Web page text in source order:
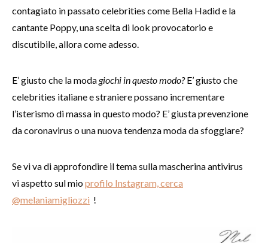
contagiato in passato celebrities come Bella Hadid e la
cantante Poppy, una scelta di look provocatorio e
discutibile, allora come adesso.
E’ giusto che la modagiochi in questo modo?E’ giusto che
celebrities italiane e straniere possano incrementare
l’isterismo di massa in questo modo? E’ giusta prevenzione
da coronavirus o una nuova tendenza moda da sfoggiare?
Se vi va di approfondire il tema sulla mascherina antivirus
vi aspetto sul mioprofilo Instagram, cerca
@melaniamigliozzi !